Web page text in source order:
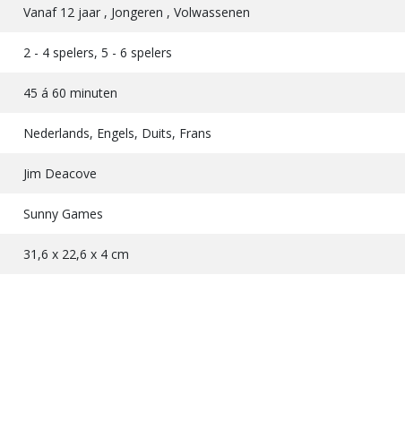
Vanaf 12 jaar , Jongeren , Volwassenen
2 - 4 spelers, 5 - 6 spelers
45 á 60 minuten
Nederlands, Engels, Duits, Frans
Jim Deacove
Sunny Games
31,6 x 22,6 x 4 cm
mogelijk reiskaarten moet
reis doo...
EUR 12,99
Vergelijk